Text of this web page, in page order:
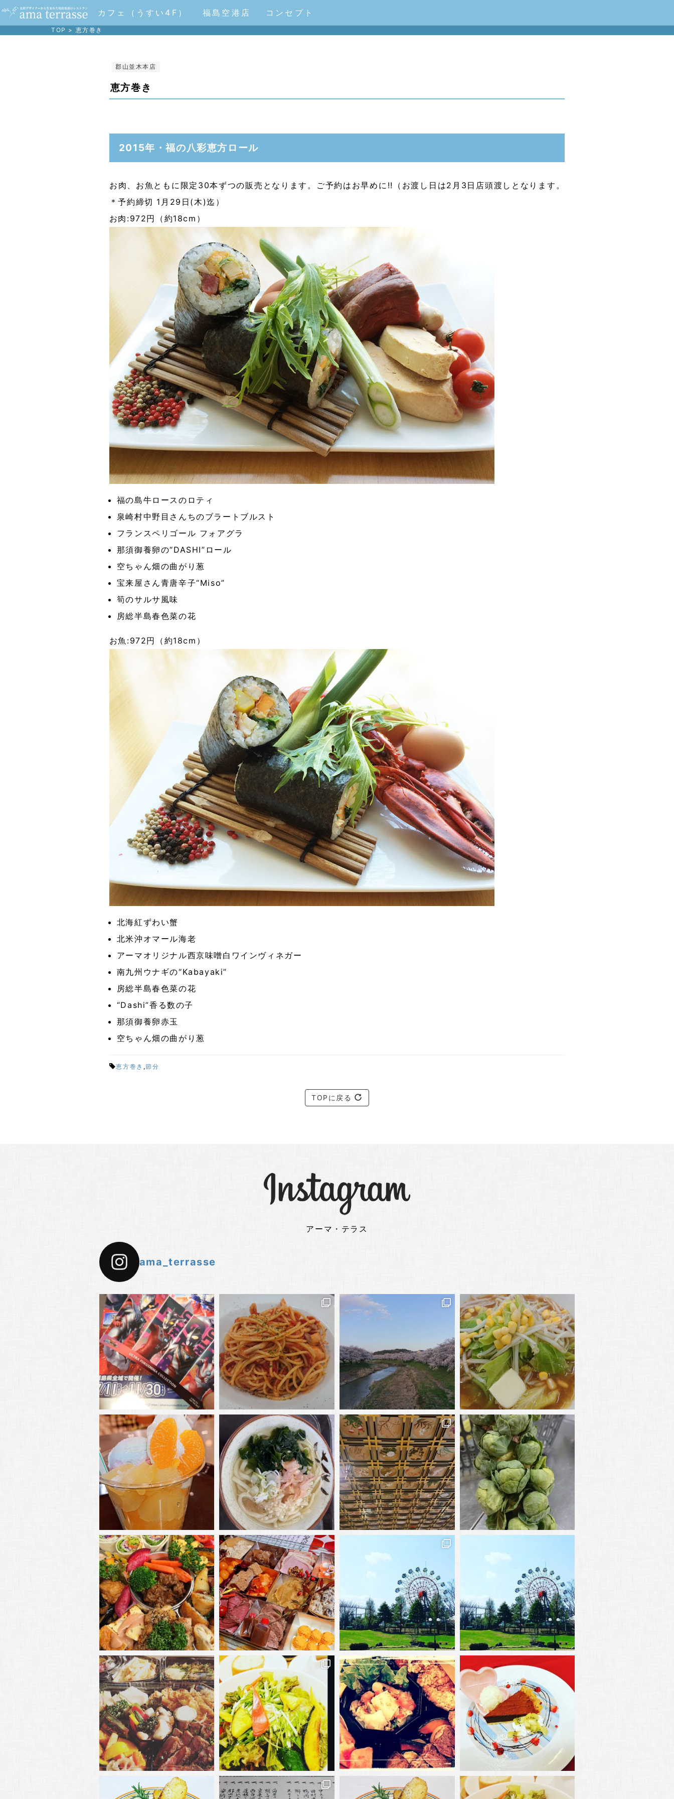
カフェ（うすい4F） 福島空港店 コンセプト
TOP > 恵方巻き
郡山並木本店
恵方巻き
2015年・福の八彩恵方ロール
お肉、お魚ともに限定30本ずつの販売となります。ご予約はお早めに!!（お渡し日は2月3日店頭渡しとなります。
＊予約締切 1月29日(木)迄）
お肉:972円（約18cm）
福の島牛ロースのロティ
泉崎村中野目さんちのブラートブルスト
フランスペリゴール フォアグラ
那須御養卵の“DASHI”ロール
空ちゃん畑の曲がり葱
宝来屋さん青唐辛子“Miso”
筍のサルサ風味
房総半島春色菜の花
お魚:972円（約18cm）
北海紅ずわい蟹
北米沖オマール海老
アーマオリジナル西京味噌白ワインヴィネガー
南九州ウナギの“Kabayaki”
房総半島春色菜の花
“Dashi”香る数の子
那須御養卵赤玉
空ちゃん畑の曲がり葱
恵方巻き ,節分
TOPに戻る
アーマ・テラス
ama_terrasse